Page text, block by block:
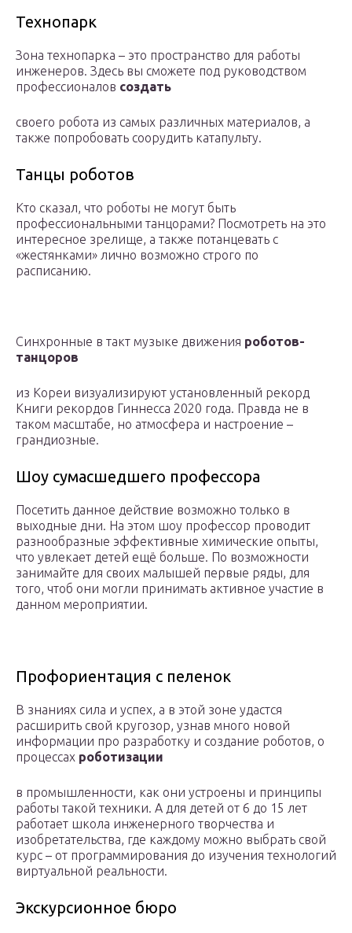
Технопарк
Зона технопарка – это пространство для работы
инженеров. Здесь вы сможете под руководством
профессионалов создать
своего робота из самых различных материалов, а
также попробовать соорудить катапульту.
Танцы роботов
Кто сказал, что роботы не могут быть
профессиональными танцорами? Посмотреть на это
интересное зрелище, а также потанцевать с
«жестянками» лично возможно строго по
расписанию.
Синхронные в такт музыке движения роботов-
танцоров
из Кореи визуализируют установленный рекорд
Книги рекордов Гиннесса 2020 года. Правда не в
таком масштабе, но атмосфера и настроение –
грандиозные.
Шоу сумасшедшего профессора
Посетить данное действие возможно только в
выходные дни. На этом шоу профессор проводит
разнообразные эффективные химические опыты,
что увлекает детей ещё больше. По возможности
занимайте для своих малышей первые ряды, для
того, чтоб они могли принимать активное участие в
данном мероприятии.
Профориентация с пеленок
В знаниях сила и успех, а в этой зоне удастся
расширить свой кругозор, узнав много новой
информации про разработку и создание роботов, о
процессах роботизации
в промышленности, как они устроены и принципы
работы такой техники. А для детей от 6 до 15 лет
работает школа инженерного творчества и
изобретательства, где каждому можно выбрать свой
курс – от программирования до изучения технологий
виртуальной реальности.
Экскурсионное бюро